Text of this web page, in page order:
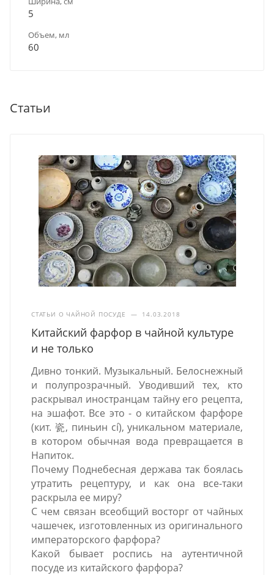
5
Объем, мл
60
Статьи
СТАТЬИ О ЧАЙНОЙ ПОСУДЕ — 14.03.2018
Китайский фарфор в чайной культуре
и не только
Дивно тонкий. Музыкальный. Белоснежный
и полупрозрачный. Уводивший тех, кто
раскрывал иностранцам тайну его рецепта,
на эшафот. Все это - о китайском фарфоре
(кит. 瓷, пиньин cí), уникальном материале,
в котором обычная вода превращается в
Напиток.
Почему Поднебесная держава так боялась
утратить рецептуру, и как она все-таки
раскрыла ее миру?
С чем связан всеобщий восторг от чайных
чашечек, изготовленных из оригинального
императорского фарфора?
Какой бывает роспись на аутентичной
посуде из китайского фарфора?